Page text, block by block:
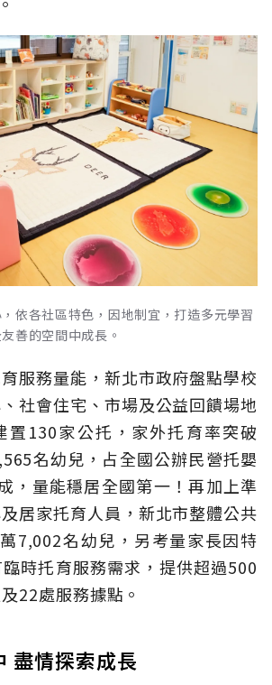
依各社區特色，因地制宜，打造多元學習
善的空間中成長。
服務量能，新北市政府盤點學校
社會住宅、市場及公益回饋場地
置130家公托，家外托育率突破
名幼兒，占全國公辦民營托嬰
，量能穩居全國第一！再加上準
居家托育人員，新北市整體公共
7,002名幼兒，另考量家長因特
時托育服務需求，提供超過500
22處服務據點。
盡情探索成長